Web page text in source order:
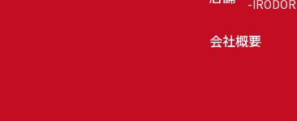
-
会社概要